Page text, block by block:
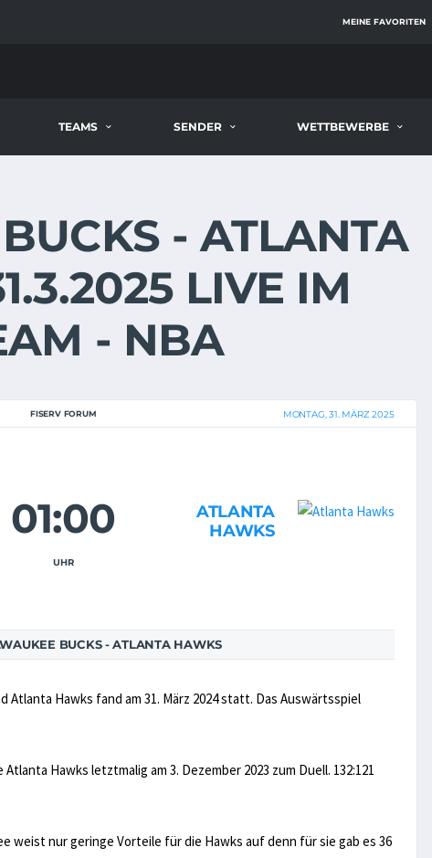
MEINE FAVORITEN
TEAMS SENDER WETTBEWERBE
- ATLANTA
LIVE IM
- NBA
FISERV FORUM MONTAG, 31. MÄRZ 2025
01:00
UHR
ATLANTA
HAWKS
BUCKS - ATLANTA HAWKS
Hawks fand am 31. März 2024 statt. Das Auswärtsspiel
Hawks letztmalig am 3. Dezember 2023 zum Duell. 132:121
weist nur geringe Vorteile für die Hawks auf denn für sie gab es 36